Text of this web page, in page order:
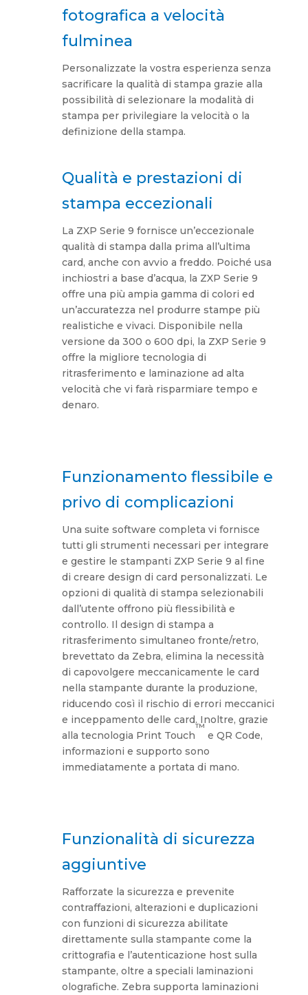
fotografica a velocità
fulminea
Personalizzate la vostra esperienza senza
sacrificare la qualità di stampa grazie alla
possibilità di selezionare la modalità di
stampa per privilegiare la velocità o la
definizione della stampa.
Qualità e prestazioni di
stampa eccezionali
La ZXP Serie 9 fornisce un’eccezionale
qualità di stampa dalla prima all’ultima
card, anche con avvio a freddo. Poiché usa
inchiostri a base d’acqua, la ZXP Serie 9
offre una più ampia gamma di colori ed
un’accuratezza nel produrre stampe più
realistiche e vivaci. Disponibile nella
versione da 300 o 600 dpi, la ZXP Serie 9
offre la migliore tecnologia di
ritrasferimento e laminazione ad alta
velocità che vi farà risparmiare tempo e
denaro.
Funzionamento flessibile e
privo di complicazioni
Una suite software completa vi fornisce
tutti gli strumenti necessari per integrare
e gestire le stampanti ZXP Serie 9 al fine
di creare design di card personalizzati. Le
opzioni di qualità di stampa selezionabili
dall’utente offrono più flessibilità e
controllo. Il design di stampa a
ritrasferimento simultaneo fronte/retro,
brevettato da Zebra, elimina la necessità
di capovolgere meccanicamente le card
nella stampante durante la produzione,
riducendo così il rischio di errori meccanici
e inceppamento delle card. Inoltre, grazie
alla tecnologia Print Touch
™
e QR Code,
informazioni e supporto sono
immediatamente a portata di mano.
Funzionalità di sicurezza
aggiuntive
Rafforzate la sicurezza e prevenite
contraffazioni, alterazioni e duplicazioni
con funzioni di sicurezza abilitate
direttamente sulla stampante come la
crittografia e l’autenticazione host sulla
stampante, oltre a speciali laminazioni
olografiche. Zebra supporta laminazioni